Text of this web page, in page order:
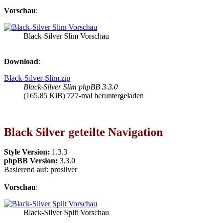
Vorschau:
Black-Silver Slim Vorschau
Download:
Black-Silver-Slim.zip
Black-Silver Slim phpBB 3.3.0
(165.85 KiB) 727-mal heruntergeladen
Black Silver geteilte Navigation
Style Version: 1.3.3
phpBB Version: 3.3.0
Basierend auf: prosilver
Vorschau:
Black-Silver Split Vorschau